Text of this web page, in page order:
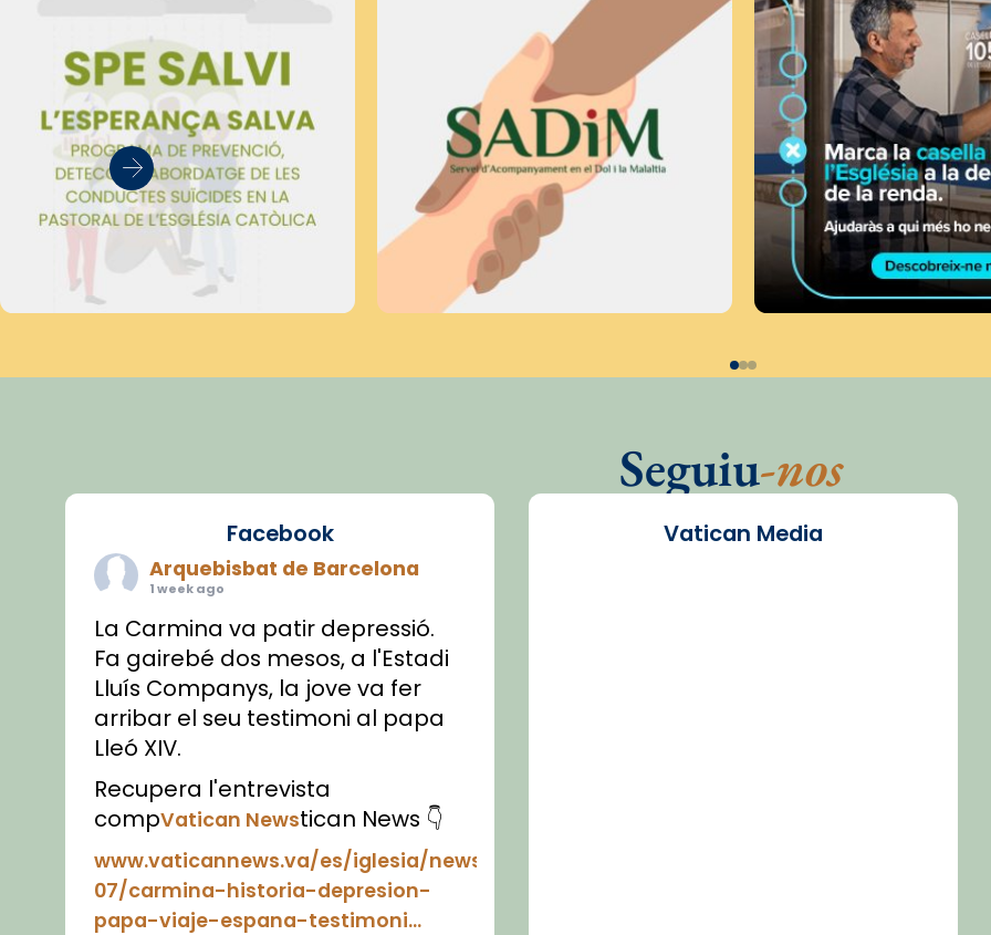
Seguiu-nos
Facebook
Arquebisbat de Barcelona
1 week ago
La Carmina va patir depressió.
Fa gairebé dos mesos, a l'Estadi
Lluís Companys, la jove va fer
arribar el seu testimoni al papa
Lleó XIV.
Recupera l'entrevista
compVatican Newstican News 👇
www.vaticannews.va/es/iglesia/news/2026-
07/carmina-historia-depresion-
papa-viaje-espana-testimoni...
Vatican Media